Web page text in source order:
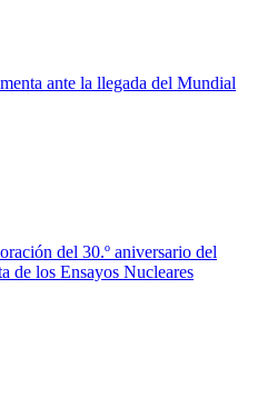
ante la llegada del Mundial
del 30.º aniversario del
de los Ensayos Nucleares